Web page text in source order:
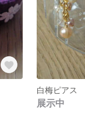
白梅ピアス
展示中